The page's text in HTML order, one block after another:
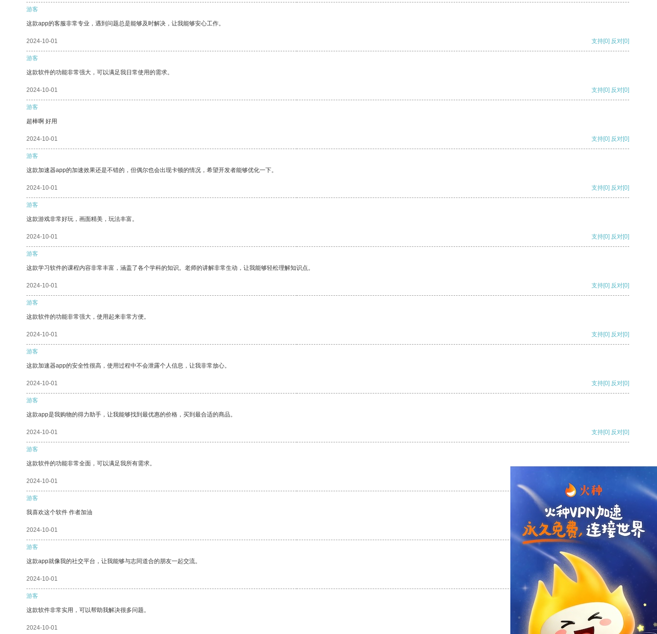
游客
这款app的客服非常专业，遇到问题总是能够及时解决，让我能够安心工作。
2024-10-01 支持[0] 反对[0]
游客
这款软件的功能非常强大，可以满足我日常使用的需求。
2024-10-01 支持[0] 反对[0]
游客
超棒啊 好用
2024-10-01 支持[0] 反对[0]
游客
这款加速器app的加速效果还是不错的，但偶尔也会出现卡顿的情况，希望开发者能够优化一下。
2024-10-01 支持[0] 反对[0]
游客
这款游戏非常好玩，画面精美，玩法丰富。
2024-10-01 支持[0] 反对[0]
游客
这款学习软件的课程内容非常丰富，涵盖了各个学科的知识。老师的讲解非常生动，让我能够轻松理解知识点。
2024-10-01 支持[0] 反对[0]
游客
这款软件的功能非常强大，使用起来非常方便。
2024-10-01 支持[0] 反对[0]
游客
这款加速器app的安全性很高，使用过程中不会泄露个人信息，让我非常放心。
2024-10-01 支持[0] 反对[0]
游客
这款app是我购物的得力助手，让我能够找到最优惠的价格，买到最合适的商品。
2024-10-01 支持[0] 反对[0]
游客
这款软件的功能非常全面，可以满足我所有需求。
2024-10-01
游客
我喜欢这个软件 作者加油
2024-10-01 支持[0] 反对[0]
游客
这款app就像我的社交平台，让我能够与志同道合的朋友一起交流。
2024-10-01 支持[0] 反对
游客
这款软件非常实用，可以帮助我解决很多问题。
2024-10-01 支持[0] 反对[0]